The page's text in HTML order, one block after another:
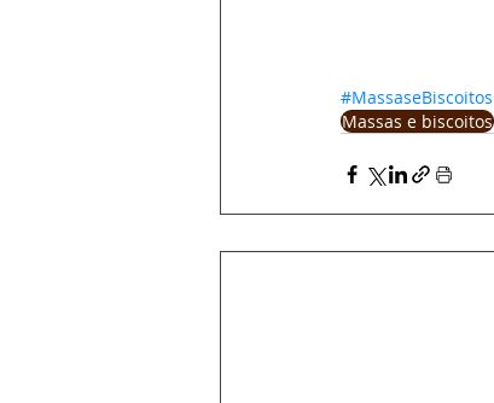
#MassaseBiscoitos
Massas e biscoitos